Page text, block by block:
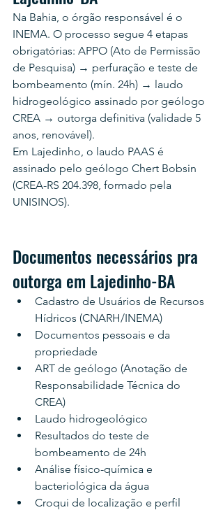
Na Bahia, o órgão responsável é o
INEMA. O processo segue 4 etapas
obrigatórias: APPO (Ato de Permissão
de Pesquisa) → perfuração e teste de
bombeamento (mín. 24h) → laudo
hidrogeológico assinado por geólogo
CREA → outorga definitiva (validade 5
anos, renovável).
Em Lajedinho, o laudo PAAS é
assinado pelo geólogo Chert Bobsin
(CREA-RS 204.398, formado pela
UNISINOS).
Documentos necessários pra
outorga em Lajedinho-BA
Cadastro de Usuários de Recursos
Hídricos (CNARH/INEMA)
Documentos pessoais e da
propriedade
ART de geólogo (Anotação de
Responsabilidade Técnica do
CREA)
Laudo hidrogeológico
Resultados do teste de
bombeamento de 24h
Análise físico-química e
bacteriológica da água
Croqui de localização e perfil